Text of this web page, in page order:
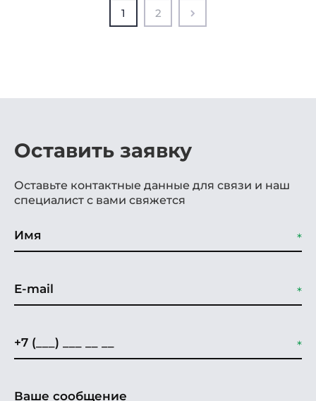
1 2
Оставить заявку
Оставьте контактные данные для связи и наш
специалист с вами свяжется